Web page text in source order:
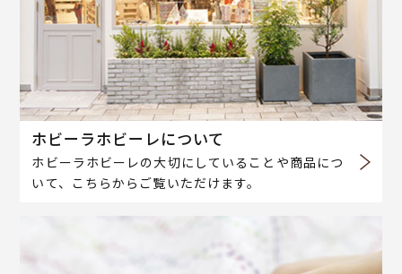
ホビーラホビーレについて
ホビーラホビーレの大切にしていることや商品につ
いて、こちらからご覧いただけます。